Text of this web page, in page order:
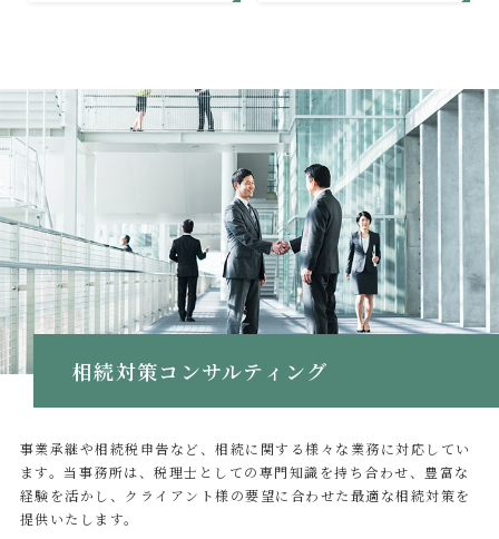
相続対策コンサルティング
事業承継や相続税申告など、相続に関する様々な業務に対応してい
ます。当事務所は、税理士としての専門知識を持ち合わせ、豊富な
経験を活かし、クライアント様の要望に合わせた最適な相続対策を
提供いたします。